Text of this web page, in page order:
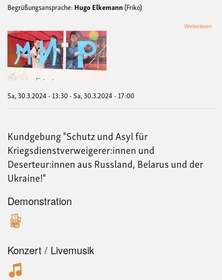
Begrüßungsansprache: Hugo Elkemann(Friko)
Weiterlesen
Sa, 30.3.2024 - 13:30-Sa, 30.3.2024 - 17:00
Kundgebung "Schutz und Asyl für
Kriegsdienstverweigerer:innen und
Deserteur:innen aus Russland, Belarus und der
Ukraine!"
Demonstration
Konzert / Livemusik